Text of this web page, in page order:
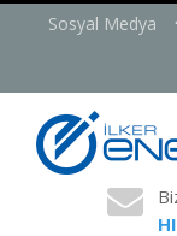
Sosyal Medya